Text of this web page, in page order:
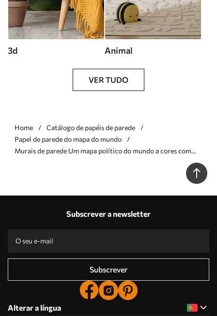
3d Animal
VER TUDO
Home
Catálogo de papéis de parede
Papel de parede do mapa do mundo
Murais de parede Um mapa político do mundo a cores com
Subscrever a newsletter
Subscrever
Alterar a língua